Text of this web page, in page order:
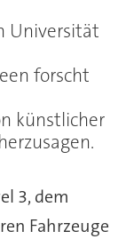
Universität
forscht
künstlicher
3, dem
Fahrzeuge